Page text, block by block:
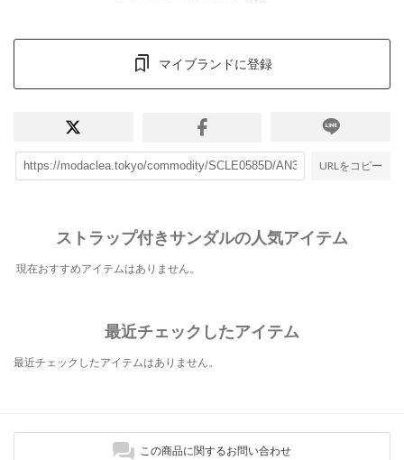
マイブランドに登録
URLをコピー
ストラップ付きサンダルの人気アイテム
現在おすすめアイテムはありません。
最近チェックしたアイテム
最近チェックしたアイテムはありません。
この商品に関するお問い合わせ